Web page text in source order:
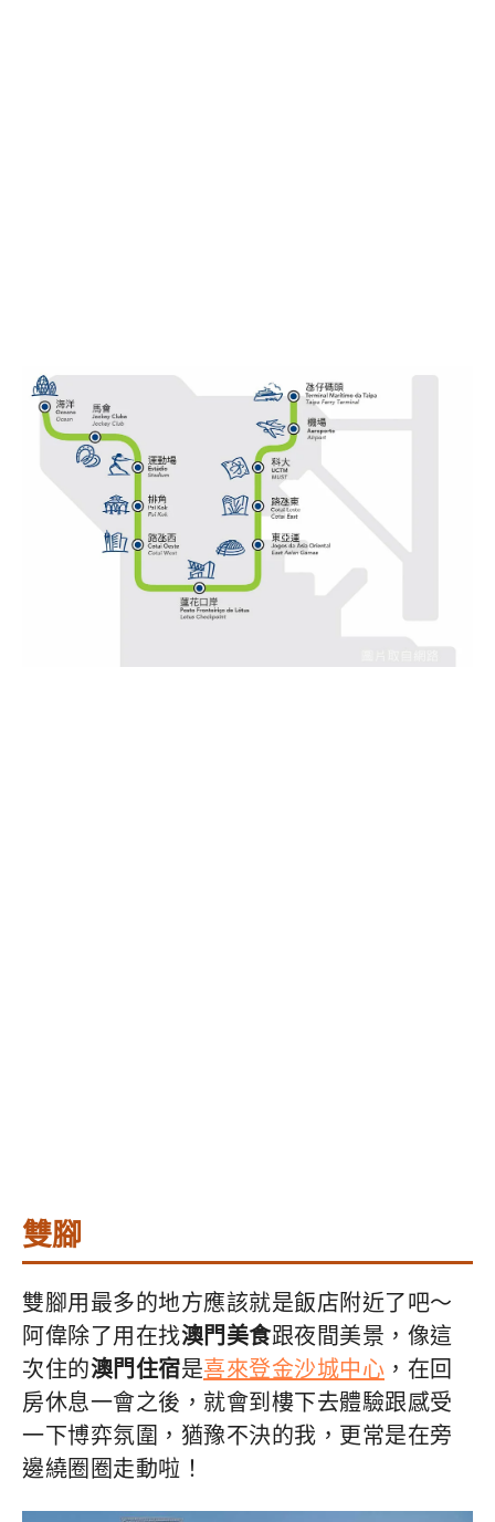
雙腳
雙腳用最多的地方應該就是飯店附近了吧～
阿偉除了用在找澳門美食跟夜間美景，像這
次住的澳門住宿是喜來登金沙城中心 ，在回
房休息一會之後，就會到樓下去體驗跟感受
一下博弈氛圍，猶豫不決的我，更常是在旁
邊繞圈圈走動啦！